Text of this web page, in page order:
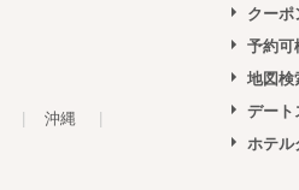
沖縄
クーポ
予約可
地図検
デート
ホテル